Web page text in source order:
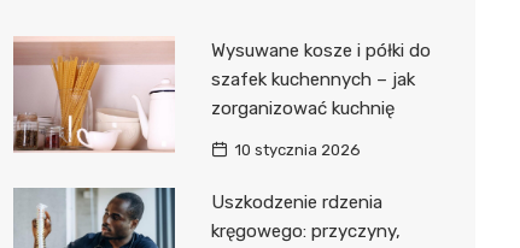
Wysuwane kosze i półki do
szafek kuchennych – jak
zorganizować kuchnię
10 stycznia 2026
Uszkodzenie rdzenia
kręgowego: przyczyny,